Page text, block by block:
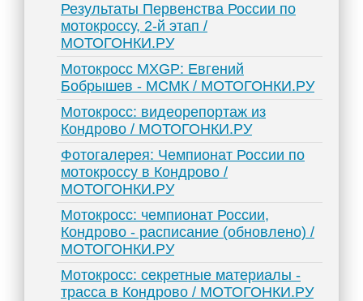
Результаты Первенства России по
мотокроссу, 2-й этап /
МОТОГОНКИ.РУ
Мотокросс MXGP: Евгений
Бобрышев - МСМК / МОТОГОНКИ.РУ
Мотокросс: видеорепортаж из
Кондрово / МОТОГОНКИ.РУ
Фотогалерея: Чемпионат России по
мотокроссу в Кондрово /
МОТОГОНКИ.РУ
Мотокросс: чемпионат России,
Кондрово - расписание (обновлено) /
МОТОГОНКИ.РУ
Мотокросс: секретные материалы -
трасса в Кондрово / МОТОГОНКИ.РУ